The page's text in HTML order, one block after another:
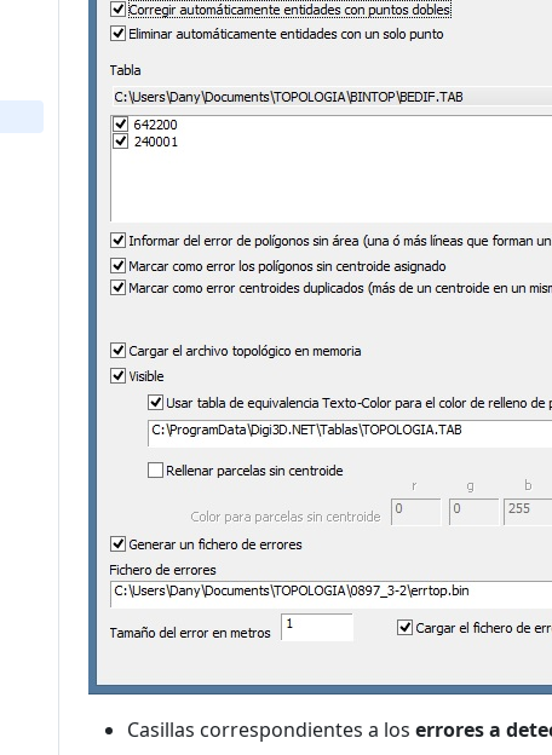
Casillas correspondientes a los errores a